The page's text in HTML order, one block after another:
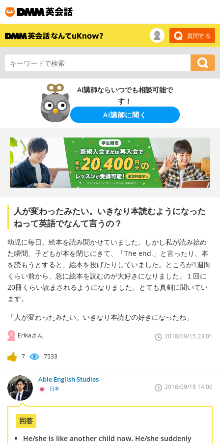
質問する
AI講師ならいつでも相談可能で
す！
AI講師に聞く
人が変わったみたい。いきなり本読むようになった
ねって英語でなんて言うの？
幼児に毎日、絵本を読み聞かせていました。しかし私が読み始め
た瞬間、子どもが本を閉じにきて、「The end.」と言ったり、本
を読もうとすると、絵本を投げたりしていました。ところが1週間
くらい前から、急に絵本を読むのが大好きになりました。１回に
20冊くらい読まされるようになりました。とても真剣に聞いてい
ます。
「人が変わったみたい。いきなり本読むの好きになったね」
Erikaさん 2018/09/15 23:01
7 7533
Able English Studies
日本 2018/09/18 14:00
回答
He/she is like another child now. He/she suddenly